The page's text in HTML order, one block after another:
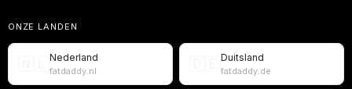
ONZE LANDEN
Nederland
fatdaddy.nl
Duitsland
fatdaddy.de